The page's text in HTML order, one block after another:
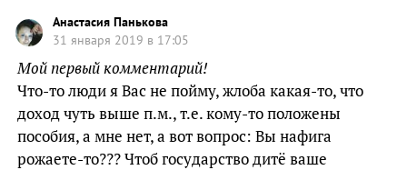
Анастасия Панькова
31 января 2019 в 17:05
Мой первый комментарий!
Что-то люди я Вас не пойму, жлоба какая-то, что
доход чуть выше п.м., т.е. кому-то положены
пособия, а мне нет, а вот вопрос: Вы нафига
рожаете-то??? Чтоб государство дитё ваше